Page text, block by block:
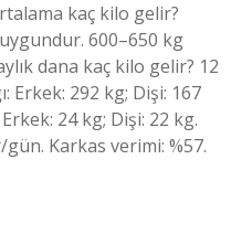
kaç kilo gelir?
600–650 kg
dana kaç kilo gelir? 12
Erkek: 292 kg; Dişi: 167
Erkek: 24 kg; Dişi: 22 kg.
gün. Karkas verimi: %57.